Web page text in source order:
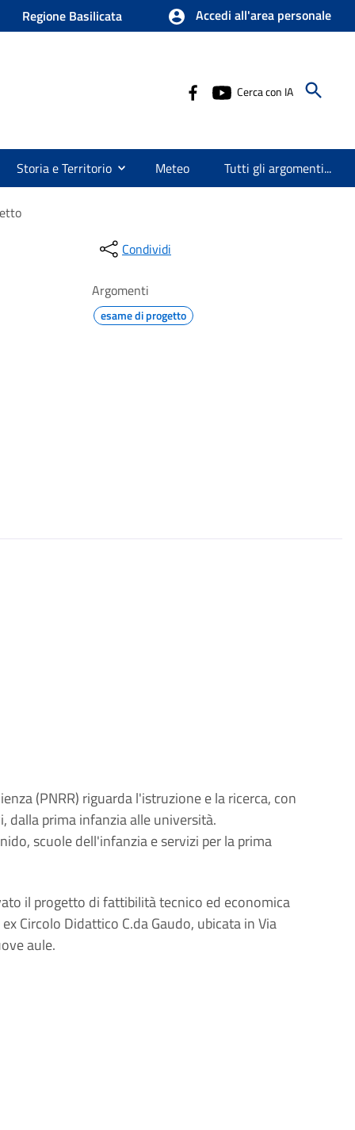
Regione Basilicata Accedi all'area personale
Cerca con IA
Storia e Territorio Meteo Tutti gli argomenti...
Condividi
Argomenti
esame di progetto
(PNRR) riguarda l'istruzione e la ricerca, con
prima infanzia alle università.
scuole dell'infanzia e servizi per la prima
il progetto di fattibilità tecnico ed economica
Circolo Didattico C.da Gaudo, ubicata in Via
aule.